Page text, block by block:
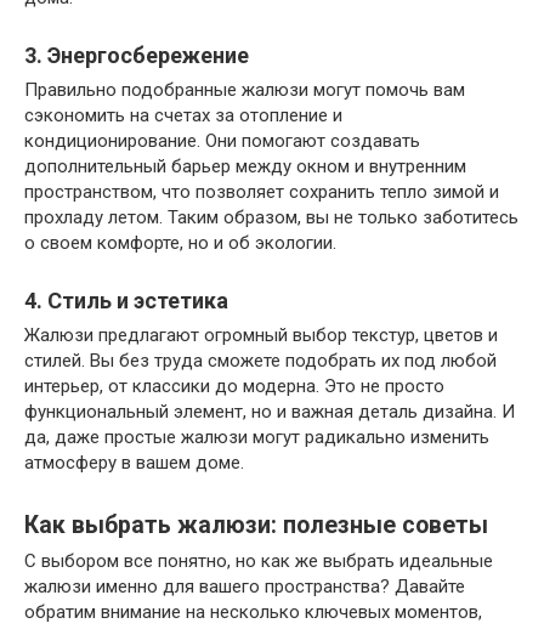
3. Энергосбережение
Правильно подобранные жалюзи могут помочь вам
сэкономить на счетах за отопление и
кондиционирование. Они помогают создавать
дополнительный барьер между окном и внутренним
пространством, что позволяет сохранить тепло зимой и
прохладу летом. Таким образом, вы не только заботитесь
о своем комфорте, но и об экологии.
4. Стиль и эстетика
Жалюзи предлагают огромный выбор текстур, цветов и
стилей. Вы без труда сможете подобрать их под любой
интерьер, от классики до модерна. Это не просто
функциональный элемент, но и важная деталь дизайна. И
да, даже простые жалюзи могут радикально изменить
атмосферу в вашем доме.
Как выбрать жалюзи: полезные советы
С выбором все понятно, но как же выбрать идеальные
жалюзи именно для вашего пространства? Давайте
обратим внимание на несколько ключевых моментов,